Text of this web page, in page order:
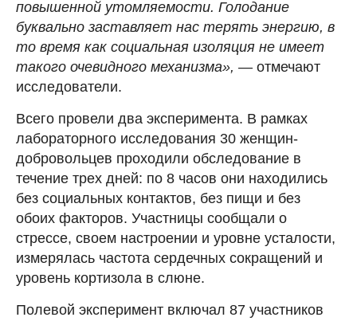
повышенной утомляемости. Голодание
буквально заставляет нас терять энергию, в
то время как социальная изоляция не имеет
такого очевидного механизма», — отмечают
исследователи.
Всего провели два эксперимента. В рамках
лабораторного исследования 30 женщин-
добровольцев проходили обследование в
течение трех дней: по 8 часов они находились
без социальных контактов, без пищи и без
обоих факторов. Участницы сообщали о
стрессе, своем настроении и уровне усталости,
измерялась частота сердечных сокращений и
уровень кортизола в слюне.
Полевой эксперимент включал 87 участников